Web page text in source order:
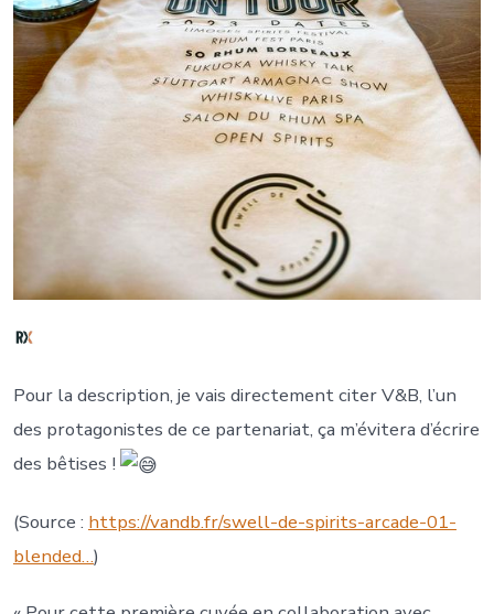
Pour la description, je vais directement citer V&B, l’un
des protagonistes de ce partenariat, ça m’évitera d’écrire
des bêtises !
(Source : https://vandb.fr/swell-de-spirits-arcade-01-
blended…)